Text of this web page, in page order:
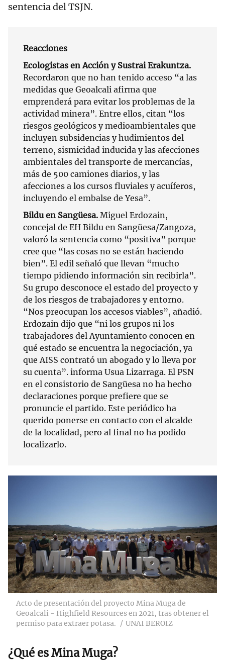
sentencia del TSJN.
Reacciones
Ecologistas en Acción y Sustrai Erakuntza.
Recordaron que no han tenido acceso “a las
medidas que Geoalcali afirma que
emprenderá para evitar los problemas de la
actividad minera”. Entre ellos, citan “los
riesgos geológicos y medioambientales que
incluyen subsidencias y hudimientos del
terreno, sismicidad inducida y las afecciones
ambientales del transporte de mercancías,
más de 500 camiones diarios, y las
afecciones a los cursos fluviales y acuíferos,
incluyendo el embalse de Yesa”.
Bildu en Sangüesa. Miguel Erdozain,
concejal de EH Bildu en Sangüesa/Zangoza,
valoró la sentencia como “positiva” porque
cree que “las cosas no se están haciendo
bien”. El edil señaló que llevan “mucho
tiempo pidiendo información sin recibirla”.
Su grupo desconoce el estado del proyecto y
de los riesgos de trabajadores y entorno.
“Nos preocupan los accesos viables”, añadió.
Erdozain dijo que “ni los grupos ni los
trabajadores del Ayuntamiento conocen en
qué estado se encuentra la negociación, ya
que AISS contrató un abogado y lo lleva por
su cuenta”. informa Usua Lizarraga. El PSN
en el consistorio de Sangüesa no ha hecho
declaraciones porque prefiere que se
pronuncie el partido. Este periódico ha
querido ponerse en contacto con el alcalde
de la localidad, pero al final no ha podido
localizarlo.
Acto de presentación del proyecto Mina Muga de
Geoalcali - Highfield Resources en 2021, tras obtener el
permiso para extraer potasa.
UNAI BEROIZ
¿Qué es Mina Muga?